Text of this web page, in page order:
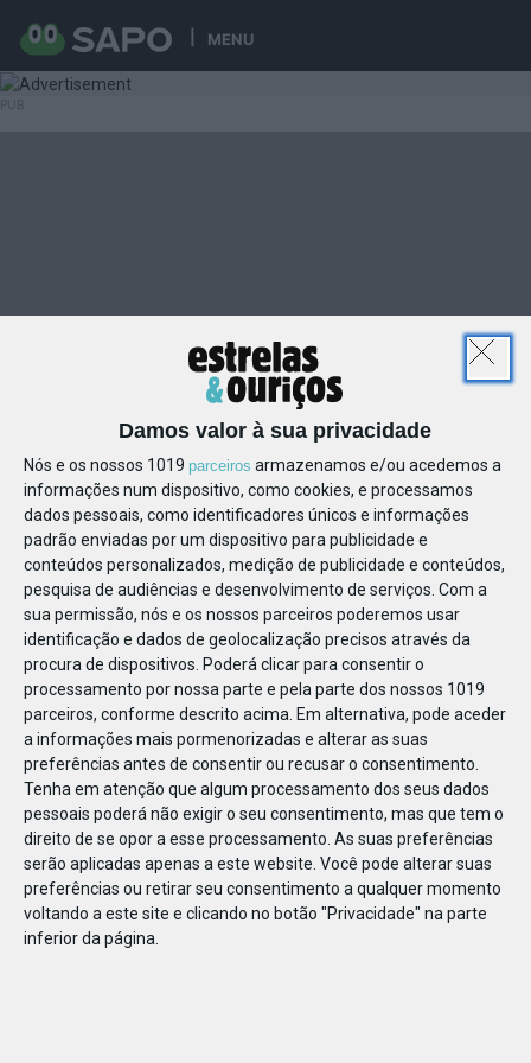
Damos valor à sua privacidade
Nós e os nossos 1019 parceiros armazenamos e/ou acedemos a
informações num dispositivo, como cookies, e processamos
dados pessoais, como identificadores únicos e informações
padrão enviadas por um dispositivo para publicidade e
conteúdos personalizados, medição de publicidade e conteúdos,
pesquisa de audiências e desenvolvimento de serviços. Com a
sua permissão, nós e os nossos parceiros poderemos usar
identificação e dados de geolocalização precisos através da
procura de dispositivos. Poderá clicar para consentir o
processamento por nossa parte e pela parte dos nossos 1019
parceiros, conforme descrito acima. Em alternativa, pode aceder
a informações mais pormenorizadas e alterar as suas
preferências antes de consentir ou recusar o consentimento.
Tenha em atenção que algum processamento dos seus dados
pessoais poderá não exigir o seu consentimento, mas que tem o
direito de se opor a esse processamento. As suas preferências
serão aplicadas apenas a este website. Você pode alterar suas
preferências ou retirar seu consentimento a qualquer momento
voltando a este site e clicando no botão "Privacidade" na parte
inferior da página.
MENU
813551556373739